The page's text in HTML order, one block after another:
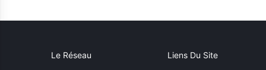
Le Réseau Liens Du Site